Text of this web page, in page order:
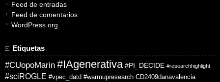
Feed de entradas
Feed de comentarios
WordPress.org
Etiquetas
#CUopoMarin #IAgenerativa #PI_DECIDE #researchhighlight
#sciROGLE #vpec_datd #warmupresearch CD2409danavalencia